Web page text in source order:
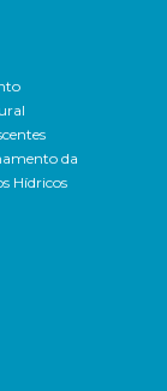
da
Hídricos